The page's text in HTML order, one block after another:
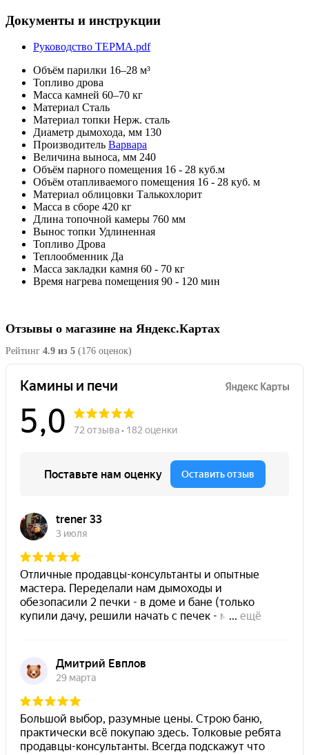
Документы и инструкции
Руководство ТЕРМА.pdf
Объём парилки 16–28 м³
Топливо дрова
Масса камней 60–70 кг
Материал Сталь
Материал топки Нерж. сталь
Диаметр дымохода, мм 130
Производитель Варвара
Величина выноса, мм 240
Объём парного помещения 16 - 28 куб.м
Объём отапливаемого помещения 16 - 28 куб. м
Материал облицовки Талькохлорит
Масса в сборе 420 кг
Длина топочной камеры 760 мм
Вынос топки Удлиненная
Топливо Дрова
Теплообменник Да
Масса закладки камня 60 - 70 кг
Время нагрева помещения 90 - 120 мин
Отзывы о магазине на Яндекс.Картах
Рейтинг 4.9 из 5 (176 оценок)